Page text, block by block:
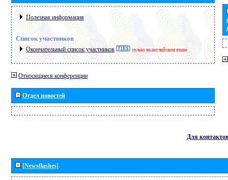
Полезная информация
Список участников
Окончательный список участников только на английском языке
Относящиеся конференции
Отдел новостей
Для контактов
[Newsflashes]